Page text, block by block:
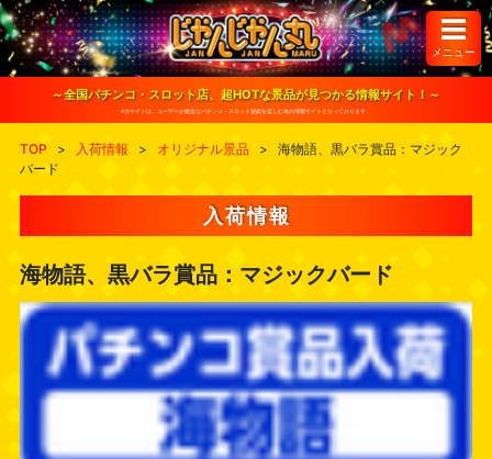
S
k
i
o
メニュー
～全国パチンコ・スロット店、超HOTな景品が見つかる情報サイト！～
※当サイトは、ユーザーが健全なパチンコ・スロット遊戯を楽しむ為の情報サイトとなっております。
TOP > 入荷情報 > オリジナル景品 >
海物語、黒バラ賞品：マジック
バード
入荷情報
海物語、黒バラ賞品：マジックバード